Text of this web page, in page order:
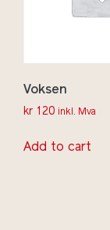
Voksen
kr 120 inkl. Mva
Add to cart